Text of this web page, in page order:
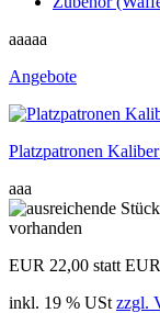
aaaaa
Angebote
Platzpatronen
aaa
vorhanden
EUR 22,00 statt
inkl. 19 % USt zzgl.